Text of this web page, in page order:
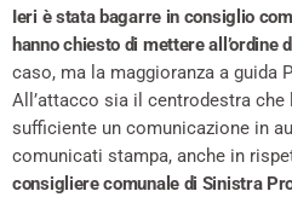
Ieri è stata bagarre in consiglio
hanno chiesto di mettere all’ordine
caso, ma la maggioranza a guida
All’attacco sia il centrodestra che
sufficiente un comunicazione in
comunicati stampa, anche in
consigliere comunale di Sinistra